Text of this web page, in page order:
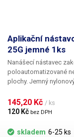
Aplikační
25G jemné 1ks
Nanášecí nástavec
poloautomatizované
plochy. Jemný
Nabízíme nástavce se
hustší kapaliny je
jsou všechny
145,20 Kč / ks
120 Kč bez DPH
skladem 6-25 ks